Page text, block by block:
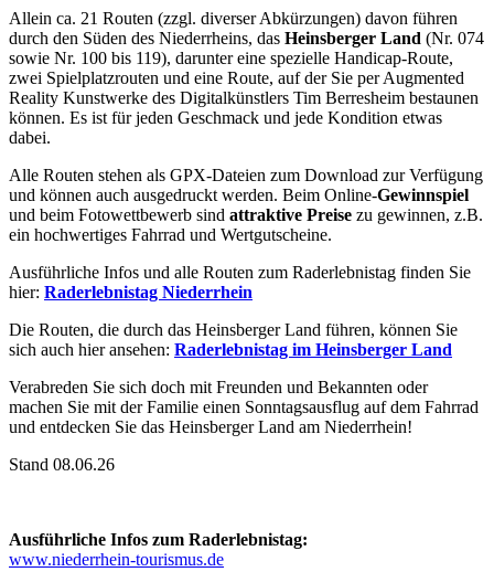
Allein ca. 21 Routen (zzgl. diverser Abkürzungen) davon führen
durch den Süden des Niederrheins, das Heinsberger Land (Nr. 074
sowie Nr. 100 bis 119), darunter eine spezielle Handicap-Route,
zwei Spielplatzrouten und eine Route, auf der Sie per Augmented
Reality Kunstwerke des Digitalkünstlers Tim Berresheim bestaunen
können. Es ist für jeden Geschmack und jede Kondition etwas
dabei.
Alle Routen stehen als GPX-Dateien zum Download zur Verfügung
und können auch ausgedruckt werden. Beim Online-Gewinnspiel
und beim Fotowettbewerb sind attraktive Preise zu gewinnen, z.B.
ein hochwertiges Fahrrad und Wertgutscheine.
Ausführliche Infos und alle Routen zum Raderlebnistag finden Sie
hier: Raderlebnistag Niederrhein
Die Routen, die durch das Heinsberger Land führen, können Sie
sich auch hier ansehen: Raderlebnistag im Heinsberger Land
Verabreden Sie sich doch mit Freunden und Bekannten oder
machen Sie mit der Familie einen Sonntagsausflug auf dem Fahrrad
und entdecken Sie das Heinsberger Land am Niederrhein!
Stand 08.06.26
Ausführliche Infos zum Raderlebnistag:
www.niederrhein-tourismus.de